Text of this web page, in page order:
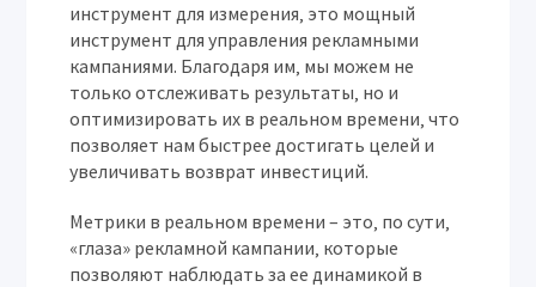
инструмент для измерения‚ это мощный
инструмент для управления рекламными
кампаниями. Благодаря им‚ мы можем не
только отслеживать результаты‚ но и
оптимизировать их в реальном времени‚ что
позволяет нам быстрее достигать целей и
увеличивать возврат инвестиций.
Метрики в реальном времени – это‚ по сути‚
«глаза» рекламной кампании‚ которые
позволяют наблюдать за ее динамикой в